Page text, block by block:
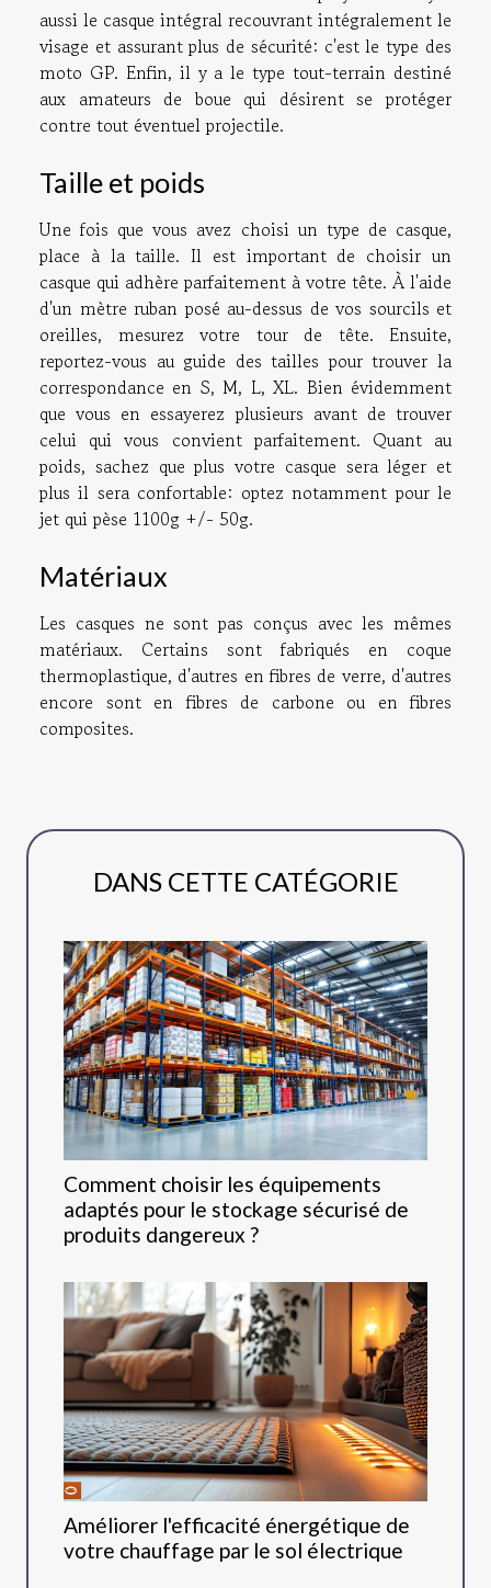
aussi le casque intégral recouvrant intégralement le
visage et assurant plus de sécurité: c'est le type des
moto GP. Enfin, il y a le type tout-terrain destiné
aux amateurs de boue qui désirent se protéger
contre tout éventuel projectile.
Taille et poids
Une fois que vous avez choisi un type de casque,
place à la taille. Il est important de choisir un
casque qui adhère parfaitement à votre tête. À l'aide
d'un mètre ruban posé au-dessus de vos sourcils et
oreilles, mesurez votre tour de tête. Ensuite,
reportez-vous au guide des tailles pour trouver la
correspondance en S, M, L, XL. Bien évidemment
que vous en essayerez plusieurs avant de trouver
celui qui vous convient parfaitement. Quant au
poids, sachez que plus votre casque sera léger et
plus il sera confortable: optez notamment pour le
jet qui pèse 1100g +/- 50g.
Matériaux
Les casques ne sont pas conçus avec les mêmes
matériaux. Certains sont fabriqués en coque
thermoplastique, d'autres en fibres de verre, d'autres
encore sont en fibres de carbone ou en fibres
composites.
DANS CETTE CATÉGORIE
Comment choisir les équipements
adaptés pour le stockage sécurisé de
produits dangereux ?
Améliorer l'efficacité énergétique de
votre chauffage par le sol électrique